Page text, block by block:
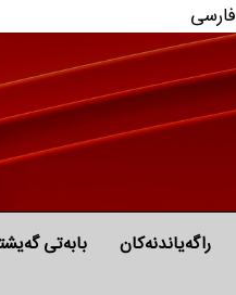
فارسی
راگه‌یاندنه‌كان بابه‌تی